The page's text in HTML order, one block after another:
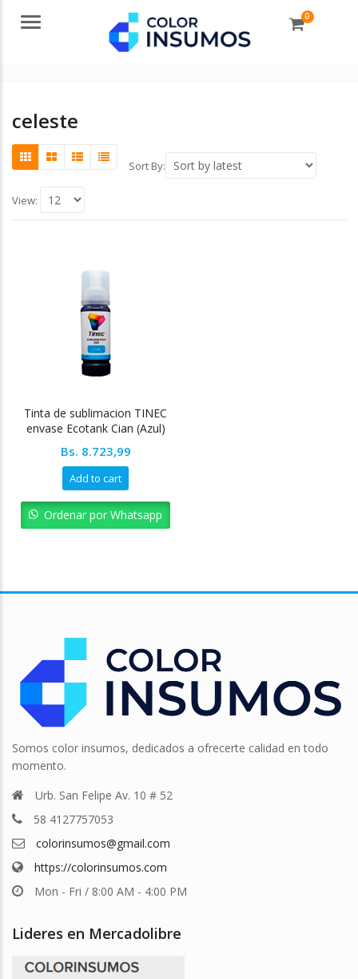
Menu 0
celeste
Sort By:
View:
Tinta de sublimacion TINEC
envase Ecotank Cian (Azul)
Bs. 8.723,99
Add to cart
Ordenar por Whatsapp
Somos color insumos, dedicados a ofrecerte calidad en todo
momento.
Urb. San Felipe Av. 10 # 52
58 4127757053
colorinsumos@gmail.com
https://colorinsumos.com
Mon - Fri / 8:00 AM - 4:00 PM
Lideres en Mercadolibre